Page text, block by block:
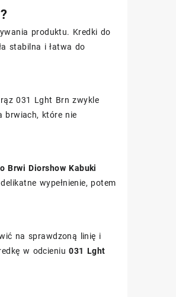
produktu. Kredki do
stabilna i łatwa do
031 Lght Brn zwykle
brwiach, które nie
Brwi Diorshow Kabuki
wypełnienie, potem
na sprawdzoną linię i
w odcieniu031 Lght